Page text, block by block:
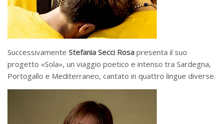
Successivamente Stefania Secci Rosa presenta il suo
progetto «Sola», un viaggio poetico e intenso tra Sardegna,
Portogallo e Mediterraneo, cantato in quattro lingue diverse.